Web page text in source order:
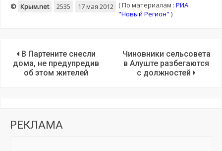
© Крым.net 2535 17 мая 2012 (По материалам : РИА
"Новый Регион" )
В Партените снесли
дома, не предупредив
об этом жителей
Чиновники сельсовета
в Алуште разбегаются
с должностей
РЕКЛАМА